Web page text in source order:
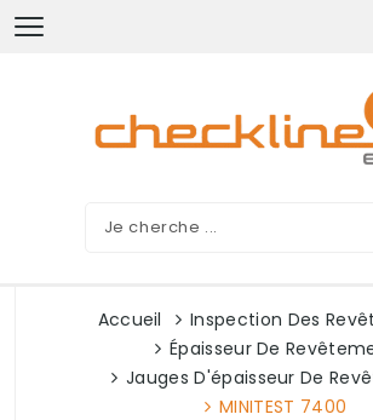
Accueil
Inspection Des
Épaisseur De
Jauges D'épaisseur De
MINITEST 7400